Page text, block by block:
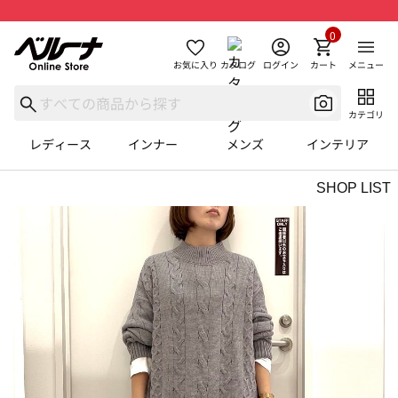
お気に入り カタログ ログイン カート
0
メニュー
カテゴリ
レディース インナー メンズ インテリア
SHOP LIST